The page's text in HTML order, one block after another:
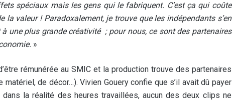
spéciaux mais les gens qui le fabriquent. C’est ça qui coûte
la valeur ! Paradoxalement, je trouve que les indépendants s’en
une plus grande créativité ; pour nous, ce sont des partenaires
»
rémunérée au SMIC et la production trouve des partenaires
de décor…). Vivien Gouery confie que s’il avait dû payer
la réalité des heures travaillées, aucun des deux clips ne